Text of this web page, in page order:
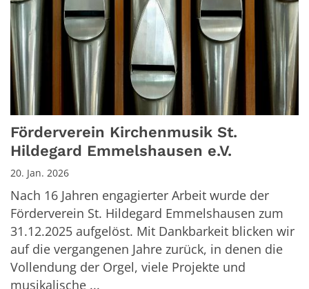
Förderverein Kirchenmusik St.
Hildegard Emmelshausen e.V.
20. Jan. 2026
Nach 16 Jahren engagierter Arbeit wurde der
Förderverein St. Hildegard Emmelshausen zum
31.12.2025 aufgelöst. Mit Dankbarkeit blicken wir
auf die vergangenen Jahre zurück, in denen die
Vollendung der Orgel, viele Projekte und
musikalische ...